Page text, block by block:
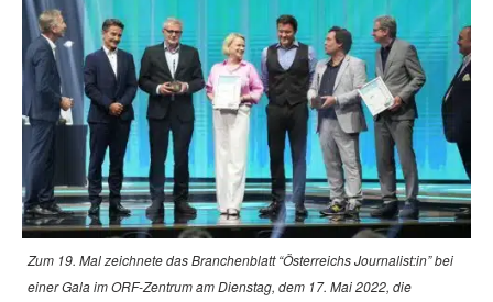
Zum 19. Mal zeichnete das Branchenblatt “Österreichs Journalist:in” bei
einer Gala im ORF-Zentrum am Dienstag, dem 17. Mai 2022, die